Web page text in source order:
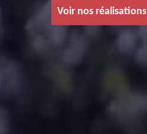
Voir nos réalisations